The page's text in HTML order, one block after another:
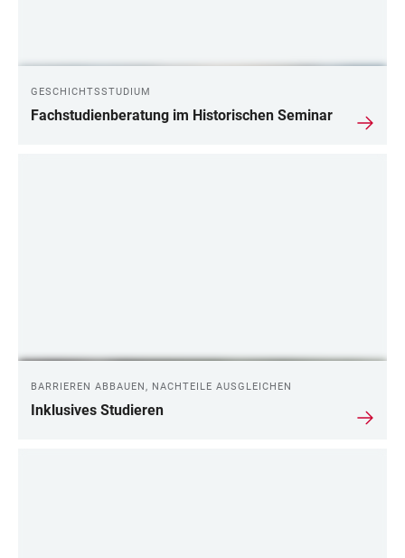
GESCHICHTSSTUDIUM
Fachstudienberatung im Historischen Seminar
BARRIEREN ABBAUEN, NACHTEILE AUSGLEICHEN
Inklusives Studieren